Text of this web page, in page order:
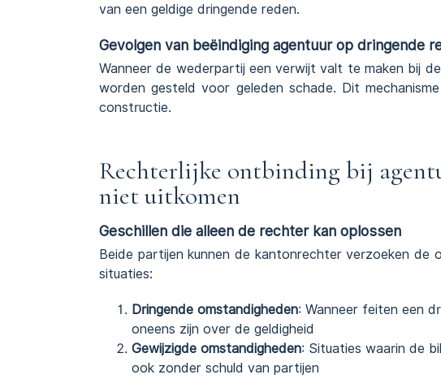
van een geldige dringende reden.
Gevolgen van beëindiging agentuur op dringende
Wanneer de wederpartij een verwijt valt te maken bij
worden gesteld voor geleden schade. Dit
constructie.
Rechterlijke ontbinding bij
niet uitkomen
Geschillen die alleen de rechter kan oplossen
Beide partijen kunnen de kantonrechter verzoeken de
situaties:
Dringende omstandigheden: Wanneer feiten een
oneens zijn over de geldigheid
Gewijzigde omstandigheden: Situaties waarin de
ook zonder schuld van partijen